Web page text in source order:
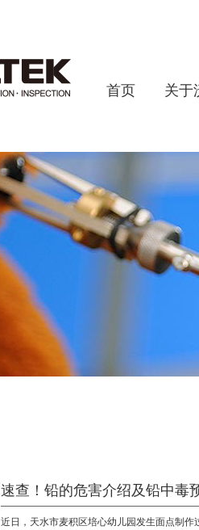
首页 关于
速查！铅的危害介绍及铅中毒
近日，天水市麦积区培心幼儿园发生面点制作